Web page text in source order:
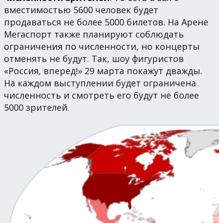
вместимостью 5600 человек будет
продаваться не более 5000 билетов. На Арене
Мегаспорт также планируют соблюдать
ограничения по численности, но концерты
отменять не будут. Так, шоу фигуристов
«Россия, вперед!» 29 марта покажут дважды.
На каждом выступлении будет ограничена
численность и смотреть его будут не более
5000 зрителей.